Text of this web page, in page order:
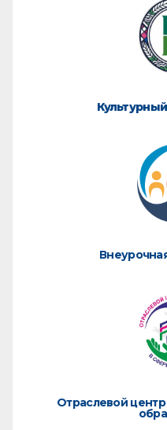
Отраслевой